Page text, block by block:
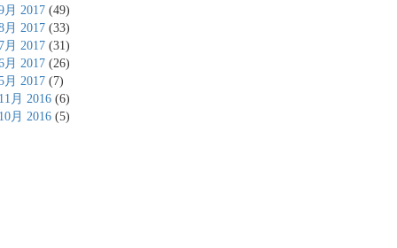
月 2017 (49)
月 2017 (33)
7月 2017 (31)
月 2017 (26)
月 2017 (7)
11月 2016 (6)
10月 2016 (5)